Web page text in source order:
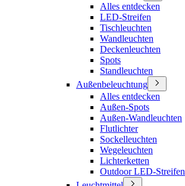
Alles entdecken
LED-Streifen
Tischleuchten
Wandleuchten
Deckenleuchten
Spots
Standleuchten
Außenbeleuchtung
Alles entdecken
Außen-Spots
Außen-Wandleuchten
Flutlichter
Sockelleuchten
Wegeleuchten
Lichterketten
Outdoor LED-Streifen